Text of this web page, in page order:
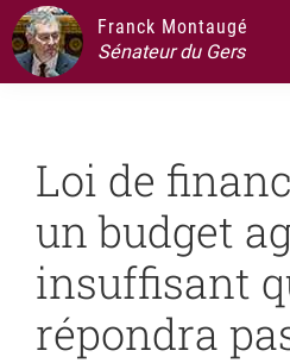
Passer
au
contenu
Passer
la
principale
Passer
au
pied
Franck Montaugé
Sénateur du Gers
Loi de
un budget
insuffisant
répondra